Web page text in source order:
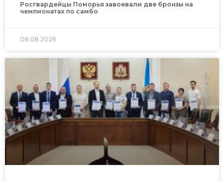
Росгвардейцы Поморья завоевали две бронзы на
чемпионатах по самбо
08.08.2026